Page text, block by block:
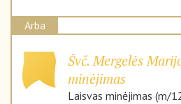
Arba
Švč. Mergelės
minėjimas
Laisvas minėjimas (m/